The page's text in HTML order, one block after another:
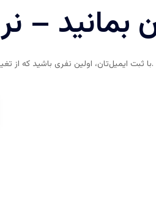
بمانید –
با ثبت ایمیل‌تان، اولین نفری باشید که از تغییرات نرخ ارز، خدمات جدید و فرصت‌های ویژه ما باخبر می‌شود.